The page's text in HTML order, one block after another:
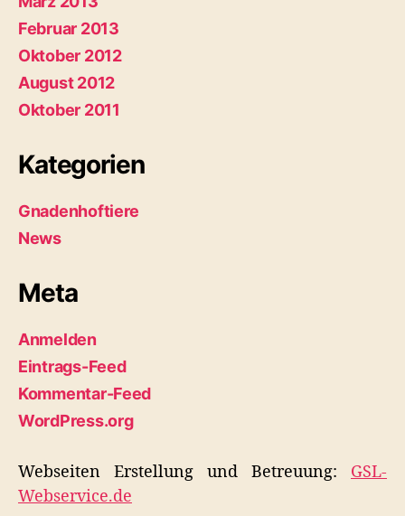
Februar 2013
Oktober 2012
August 2012
Oktober 2011
Kategorien
Gnadenhoftiere
News
Meta
Anmelden
Eintrags-Feed
Kommentar-Feed
WordPress.org
Webseiten Erstellung und Betreuung: GSL-
Webservice.de